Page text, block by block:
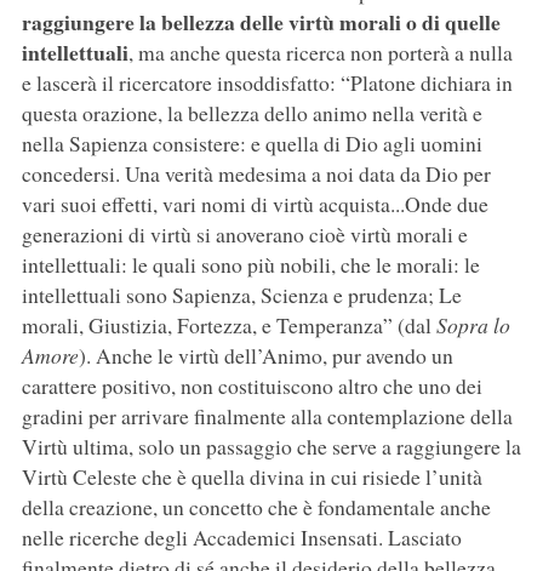
raggiungere la bellezza delle virtù morali o di quelle
intellettuali, ma anche questa ricerca non porterà a nulla
e lascerà il ricercatore insoddisfatto: “Platone dichiara in
questa orazione, la bellezza dello animo nella verità e
nella Sapienza consistere: e quella di Dio agli uomini
concedersi. Una verità medesima a noi data da Dio per
vari suoi effetti, vari nomi di virtù acquista...Onde due
generazioni di virtù si anoverano cioè virtù morali e
intellettuali: le quali sono più nobili, che le morali: le
intellettuali sono Sapienza, Scienza e prudenza; Le
morali, Giustizia, Fortezza, e Temperanza” (dalSopra lo
Amore). Anche le virtù dell’Animo, pur avendo un
carattere positivo, non costituiscono altro che uno dei
gradini per arrivare finalmente alla contemplazione della
Virtù ultima, solo un passaggio che serve a raggiungere la
Virtù Celeste che è quella divina in cui risiede l’unità
della creazione, un concetto che è fondamentale anche
nelle ricerche degli Accademici Insensati. Lasciato